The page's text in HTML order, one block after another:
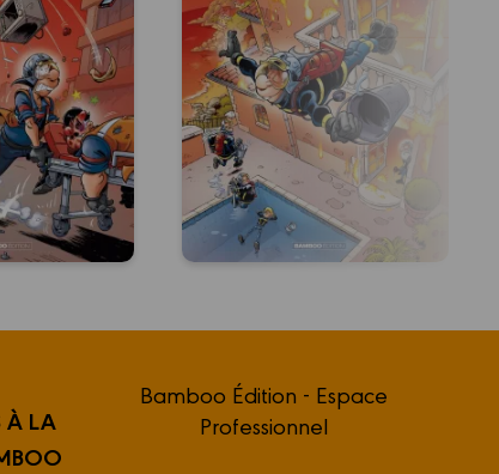
À LA
Bamboo Édition - Espace
Professionnel